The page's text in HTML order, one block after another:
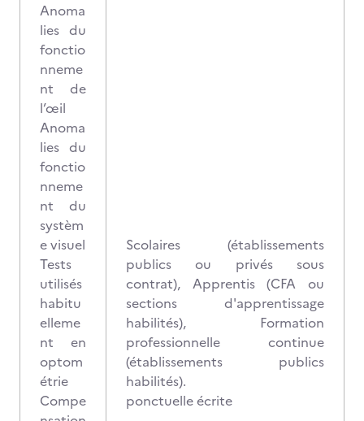
Anoma
lies du
fonctio
nneme
nt de
l’œil
Anoma
lies du
fonctio
nneme
nt du
systèm
e visuel
Tests
utilisés
habitu
elleme
nt en
optom
étrie
Compe
Scolaires (établissements
publics ou privés sous
contrat), Apprentis (CFA ou
sections d'apprentissage
habilités), Formation
professionnelle continue
(établissements publics
habilités).
ponctuelle écrite